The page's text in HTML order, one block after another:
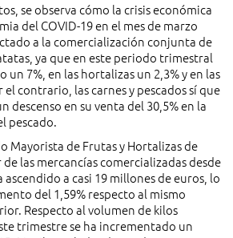
se observa cómo la crisis económica
del COVID-19 en el mes de marzo
a la comercialización conjunta de
ya que en este periodo trimestral
un 7%, en las hortalizas un 2,3% y en las
el contrario, las carnes y pescados sí que
descenso en su venta del 30,5% en la
pescado.
Mayorista de Frutas y Hortalizas de
las mercancías comercializadas desde
a casi 19 millones de euros, lo
del 1,59% respecto al mismo
Respecto al volumen de kilos
trimestre se ha incrementado un